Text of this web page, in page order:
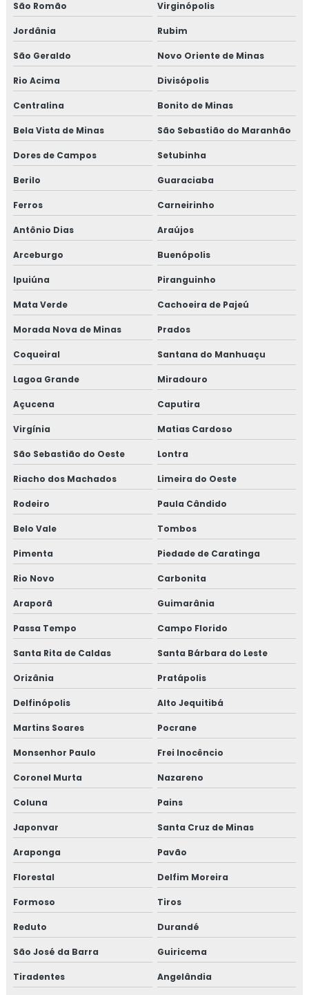
São Romão Virginópolis
Jordânia Rubim
São Geraldo Novo Oriente de Minas
Rio Acima Divisópolis
Centralina Bonito de Minas
Bela Vista de Minas São Sebastião do Maranhão
Dores de Campos Setubinha
Berilo Guaraciaba
Ferros Carneirinho
Antônio Dias Araújos
Arceburgo Buenópolis
Ipuiúna Piranguinho
Mata Verde Cachoeira de Pajeú
Morada Nova de Minas Prados
Coqueiral Santana do Manhuaçu
Lagoa Grande Miradouro
Açucena Caputira
Virgínia Matias Cardoso
São Sebastião do Oeste Lontra
Riacho dos Machados Limeira do Oeste
Rodeiro Paula Cândido
Belo Vale Tombos
Pimenta Piedade de Caratinga
Rio Novo Carbonita
Araporã Guimarânia
Passa Tempo Campo Florido
Santa Rita de Caldas Santa Bárbara do Leste
Orizânia Pratápolis
Delfinópolis Alto Jequitibá
Martins Soares Pocrane
Monsenhor Paulo Frei Inocêncio
Coronel Murta Nazareno
Coluna Pains
Japonvar Santa Cruz de Minas
Araponga Pavão
Florestal Delfim Moreira
Formoso Tiros
Reduto Durandé
São José da Barra Guiricema
Tiradentes Angelândia